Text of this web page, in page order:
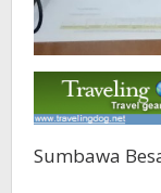
Sumbawa